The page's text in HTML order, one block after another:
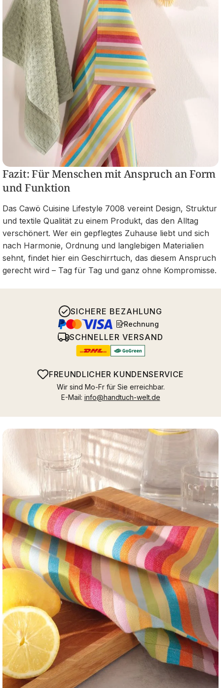
Fazit: Für Menschen mit Anspruch an Form
und Funktion
Das Cawö Cuisine Lifestyle 7008 vereint Design, Struktur
und textile Qualität zu einem Produkt, das den Alltag
verschönert. Wer ein gepflegtes Zuhause liebt und sich
nach Harmonie, Ordnung und langlebigen Materialien
sehnt, findet hier ein Geschirrtuch, das diesem Anspruch
gerecht wird – Tag für Tag und ganz ohne Kompromisse.
SICHERE BEZAHLUNG
Rechnung
SCHNELLER VERSAND
FREUNDLICHER KUNDENSERVICE
Wir sind Mo-Fr für Sie erreichbar.
E-Mail: info@handtuch-welt.de